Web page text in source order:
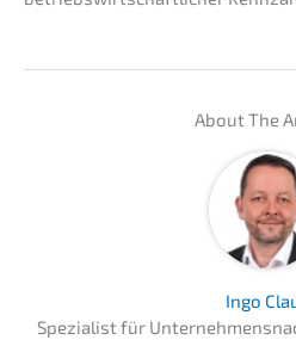
About The
Ingo
Spezia­list für